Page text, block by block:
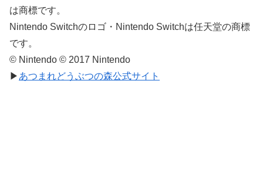
は商標です。
Nintendo Switchのロゴ・Nintendo Switchは任天堂の商標
です。
© Nintendo © 2017 Nintendo
▶ あつまれどうぶつの森公式サイト